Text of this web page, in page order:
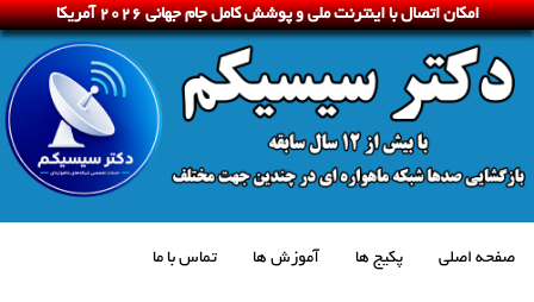
امکان اتصال با اینترنت ملی و پوشش کامل جام جهانی 2026 آمریکا
صفحه اصلی پکیج ها آموزش ها تماس با ما